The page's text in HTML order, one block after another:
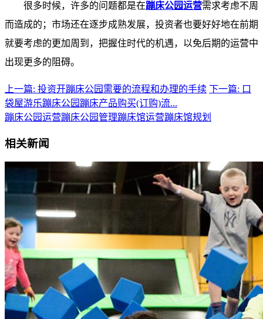
很多时候，许多的问题都是在蹦床公园运营需求考虑不周
而造成的；市场还在逐步成熟发展，投资者也要好好地在前期
就要考虑的更加周到，把握住时代的机遇，以免后期的运营中
出现更多的阻碍。
上一篇: 投资开蹦床公园需要的流程和办理的手续 下一篇: 口
袋屋游乐蹦床公园蹦床产品购买(订购)流...
蹦床公园运营蹦床公园管理蹦床馆运营蹦床馆规划
相关新闻